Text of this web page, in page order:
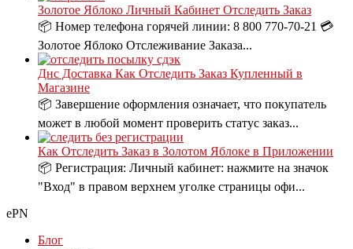
Золотое Яблоко Личный Кабинет Отследить Заказ
📦 Номер телефона горячей линии: 8 800 770-70-21 💳
Золотое Яблоко Отслеживание Заказа...
Днс Доставка Как Отследить Заказ Купленный в
Магазине
📦 Завершение оформления означает, что покупатель
может в любой момент проверить статус заказ...
Как Отследить Заказ в Золотом Яблоке в Приложении
📦 Регистрация: Личный кабинет: нажмите на значок
"Вход" в правом верхнем уголке страницы офи...
ePN
Блог